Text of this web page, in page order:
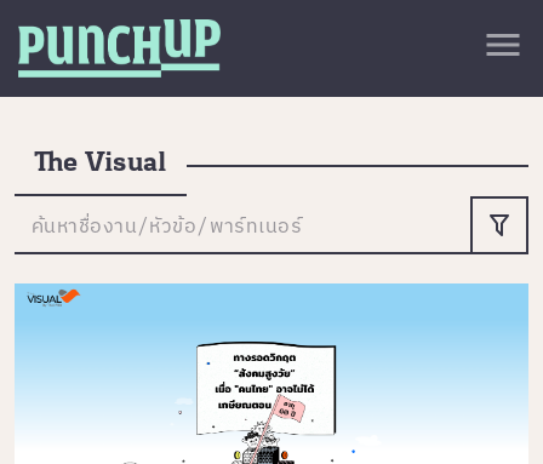
Skip to content
menu
close
Service
Project
Article
ลับด้านบน
The Visual
ค้นหาชื่องาน/หัวข้อ/พาร์ทเนอร์